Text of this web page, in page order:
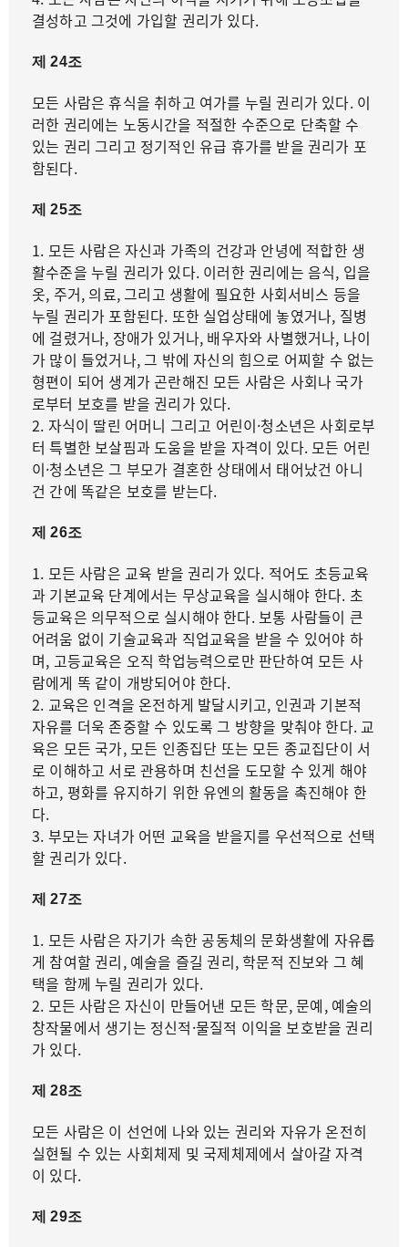
결성하고 그것에 가입할 권리가 있다.
제 24조
모든 사람은 휴식을 취하고 여가를 누릴 권리가 있다. 이
러한 권리에는 노동시간을 적절한 수준으로 단축할 수
있는 권리 그리고 정기적인 유급 휴가를 받을 권리가 포
함된다.
제 25조
1. 모든 사람은 자신과 가족의 건강과 안녕에 적합한 생
활수준을 누릴 권리가 있다. 이러한 권리에는 음식, 입을
옷, 주거, 의료, 그리고 생활에 필요한 사회서비스 등을
누릴 권리가 포함된다. 또한 실업상태에 놓였거나, 질병
에 걸렸거나, 장애가 있거나, 배우자와 사별했거나, 나이
가 많이 들었거나, 그 밖에 자신의 힘으로 어찌할 수 없는
형편이 되어 생계가 곤란해진 모든 사람은 사회나 국가
로부터 보호를 받을 권리가 있다.
2. 자식이 딸린 어머니 그리고 어린이·청소년은 사회로부
터 특별한 보살핌과 도움을 받을 자격이 있다. 모든 어린
이·청소년은 그 부모가 결혼한 상태에서 태어났건 아니
건 간에 똑같은 보호를 받는다.
제 26조
1. 모든 사람은 교육 받을 권리가 있다. 적어도 초등교육
과 기본교육 단계에서는 무상교육을 실시해야 한다. 초
등교육은 의무적으로 실시해야 한다. 보통 사람들이 큰
어려움 없이 기술교육과 직업교육을 받을 수 있어야 하
며, 고등교육은 오직 학업능력으로만 판단하여 모든 사
람에게 똑 같이 개방되어야 한다.
2. 교육은 인격을 온전하게 발달시키고, 인권과 기본적
자유를 더욱 존중할 수 있도록 그 방향을 맞춰야 한다. 교
육은 모든 국가, 모든 인종집단 또는 모든 종교집단이 서
로 이해하고 서로 관용하며 친선을 도모할 수 있게 해야
하고, 평화를 유지하기 위한 유엔의 활동을 촉진해야 한
다.
3. 부모는 자녀가 어떤 교육을 받을지를 우선적으로 선택
할 권리가 있다.
제 27조
1. 모든 사람은 자기가 속한 공동체의 문화생활에 자유롭
게 참여할 권리, 예술을 즐길 권리, 학문적 진보와 그 혜
택을 함께 누릴 권리가 있다.
2. 모든 사람은 자신이 만들어낸 모든 학문, 문예, 예술의
창작물에서 생기는 정신적·물질적 이익을 보호받을 권리
가 있다.
제 28조
모든 사람은 이 선언에 나와 있는 권리와 자유가 온전히
실현될 수 있는 사회체제 및 국제체제에서 살아갈 자격
이 있다.
제 29조